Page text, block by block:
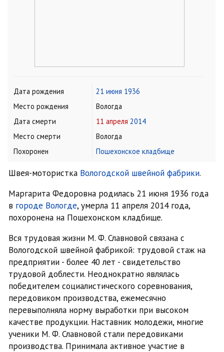
Дата рождения 21 июня 1936
Место рождения
Вологда
Дата смерти
11 апреля 2014
Место смерти
Вологда
Похоронен
Пошехонское кладбище
Швея-мотористка Вологодской швейной фабрики.
Маргарита Федоровна родилась 21 июня 1936 года
в городе Вологде, умерла 11 апреля 2014 года,
похоронена на Пошехонском кладбище.
Вся трудовая жизни М. Ф. Славновой связана с
Вологодской швейной фабрикой: трудовой стаж на
предприятии - более 40 лет - свидетельство
трудовой доблести. Неоднократно являлась
победителем социалистического соревнования,
передовиком производства, ежемесячно
перевыполняла норму выработки при высоком
качестве продукции. Наставник молодежи, многие
ученики М. Ф. Славновой стали передовиками
производства. Принимала активное участие в